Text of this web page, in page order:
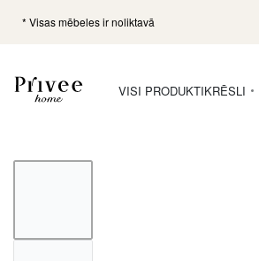
* Visas mēbeles ir noliktavā
VISI PRODUKTIKRĒSLI